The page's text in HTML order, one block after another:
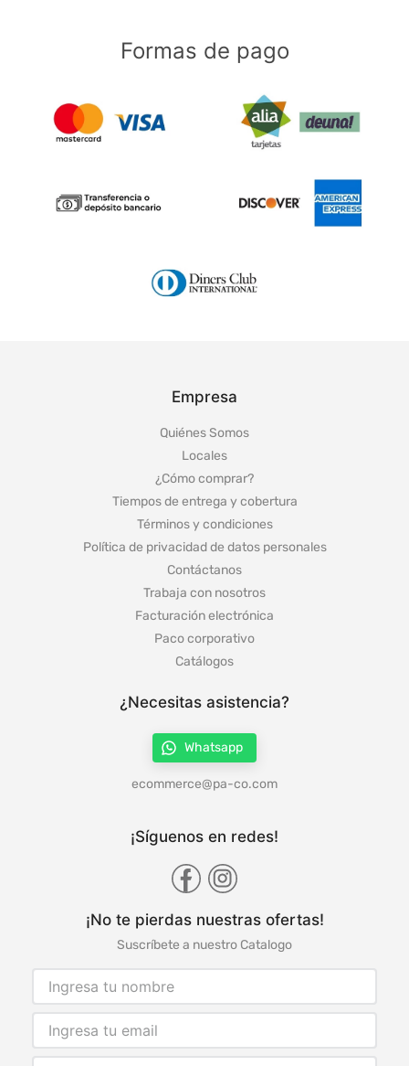
Formas de pago
Empresa
Quiénes Somos
Locales
¿Cómo comprar?
Tiempos de entrega y cobertura
Términos y condiciones
Política de privacidad de datos personales
Contáctanos
Trabaja con nosotros
Facturación electrónica
Paco corporativo
Catálogos
¿Necesitas asistencia?
Whatsapp
ecommerce@pa-co.com
¡Síguenos en redes!
¡No te pierdas nuestras ofertas!
Suscríbete a nuestro Catalogo